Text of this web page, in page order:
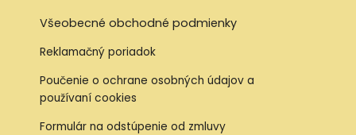
Všeobecné obchodné podmienky
Reklamačný poriadok
Poučenie o ochrane osobných údajov a
používaní cookies
Formulár na odstúpenie od zmluvy